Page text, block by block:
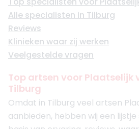
Alle specialisten in Tilburg
Reviews
Klinieken waar zij werken
Veelgestelde vragen
Top artsen voor Plaatselijk
Tilburg
Omdat in Tilburg veel artsen
aanbieden, hebben wij een